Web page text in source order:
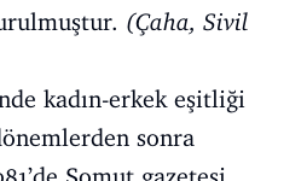
(Çaha, Sivil
kadın-erkek eşitliği
sonra